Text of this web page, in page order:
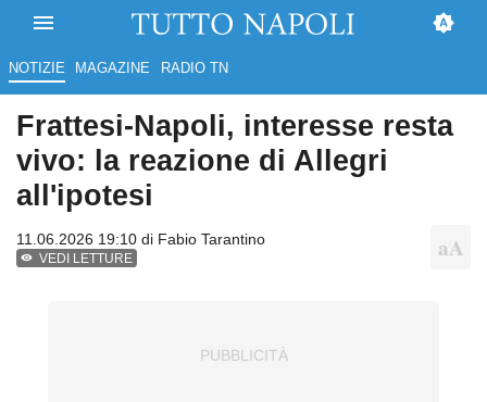
NOTIZIE MAGAZINE RADIO TN
Frattesi-Napoli, interesse resta
vivo: la reazione di Allegri
all'ipotesi
11.06.2026 19:10 di Fabio Tarantino
VEDI LETTURE